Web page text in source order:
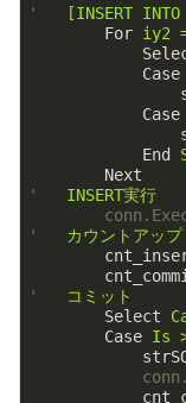
'
[INSERT
For iy2
Case
Case
End
Next
'
INSERT実行
'
カウントアップ
'
コミット
Select
Case Is >